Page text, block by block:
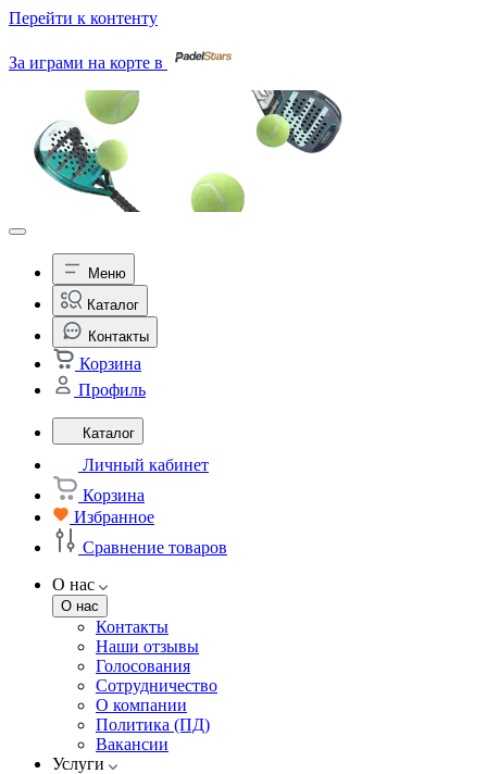
Перейти к контенту
За играми на корте в
Меню
Каталог
Контакты
Корзина
Профиль
Каталог
Личный кабинет
Корзина
Избранное
Сравнение товаров
О нас
О нас
Контакты
Наши отзывы
Голосования
Сотрудничество
О компании
Политика (ПД)
Вакансии
Услуги